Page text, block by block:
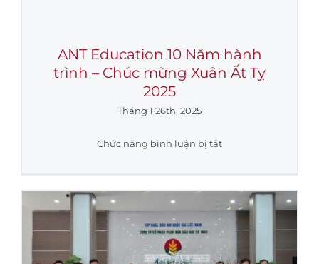
ANT Education 10 Năm hành
trình – Chúc mừng Xuân Ất Tỵ
2025
Tháng 1 26th, 2025
Chức năng bình luận bị tắtở
10
Năm
hành